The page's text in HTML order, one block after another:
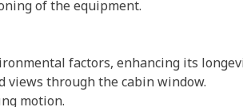
of the equipment.
factors, enhancing its
views through the cabin window.
motion.